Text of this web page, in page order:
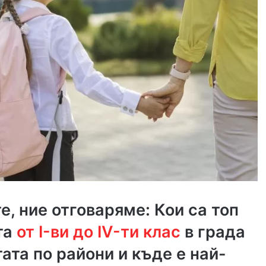
ние отговаряме: Кои са топ
от I-ви до IV-ти клас в града
по райони и къде е най-